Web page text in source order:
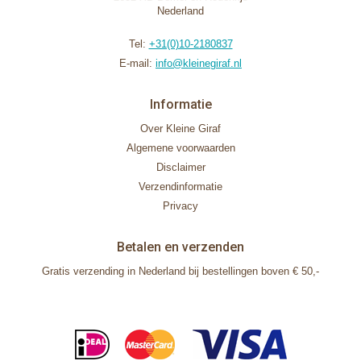
Nederland
Tel: +31(0)10-2180837
E-mail: info@kleinegiraf.nl
Informatie
Over Kleine Giraf
Algemene voorwaarden
Disclaimer
Verzendinformatie
Privacy
Betalen en verzenden
Gratis verzending in Nederland bij bestellingen boven € 50,-